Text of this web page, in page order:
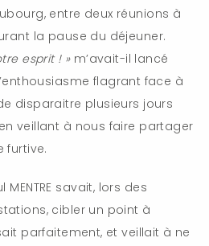
entre deux réunions à
la pause du déjeuner.
esprit ! »m’avait-il lancé
flagrant face à
disparaitre plusieurs jours
veillant à nous faire partager
furtive.
savait, lors des
cibler un point à
parfaitement, et veillait à ne